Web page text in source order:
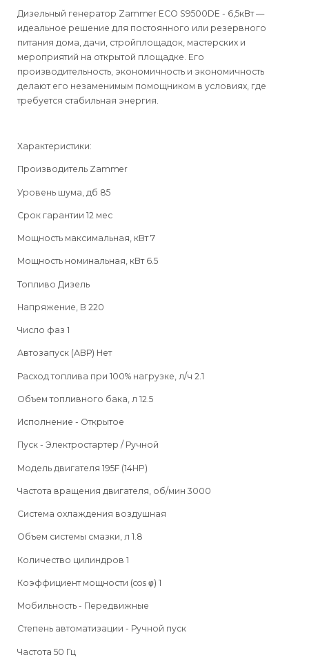
Дизельный генератор Zammer ECO S9500DE - 6,5кВт —
идеальное решение для постоянного или резервного
питания дома, дачи, стройплощадок, мастерских и
мероприятий на открытой площадке. Его
производительность, экономичность и экономичность
делают его незаменимым помощником в условиях, где
требуется стабильная энергия.
Характеристики:
Производитель Zammer
Уровень шума, дб 85
Срок гарантии 12 мес
Мощность максимальная, кВт 7
Мощность номинальная, кВт 6.5
Топливо Дизель
Напряжение, В 220
Число фаз 1
Автозапуск (АВР) Нет
Расход топлива при 100% нагрузке, л/ч 2.1
Объем топливного бака, л 12.5
Исполнение - Открытое
Пуск - Электростартер / Ручной
Модель двигателя 195F (14HP)
Частота вращения двигателя, об/мин 3000
Система охлаждения воздушная
Объем системы смазки, л 1.8
Количество цилиндров 1
Коэффициент мощности (cos φ) 1
Мобильность - Передвижные
Степень автоматизации - Ручной пуск
Частота 50 Гц